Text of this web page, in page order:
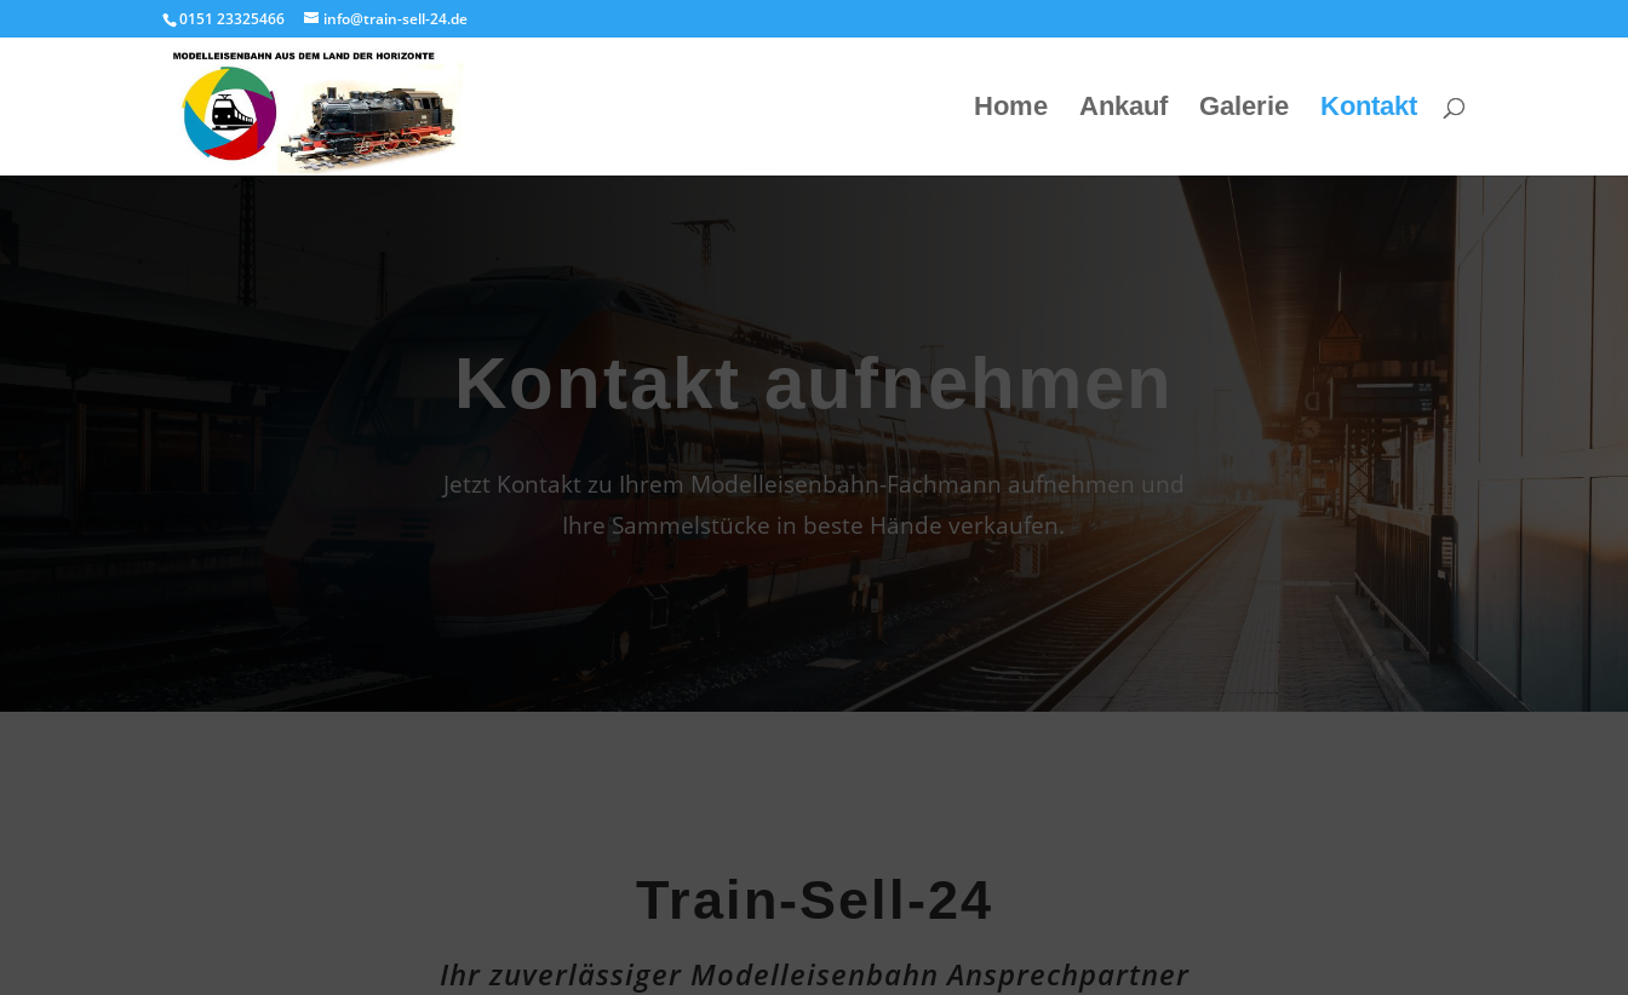
0151 23325466 info@train-sell-24.de
Home Ankauf Galerie Kontakt
Kontakt aufnehmen
Jetzt Kontakt zu Ihrem Modelleisenbahn-Fachmann aufnehmen und
Ihre Sammelstücke in beste Hände verkaufen.
Train-Sell-24
Ihr zuverlässiger Modelleisenbahn Ansprechpartner